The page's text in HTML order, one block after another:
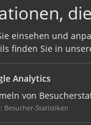
Sie die
ist so kaum mehr
werden die
Denn trotz ihrer
überstrapaziert
einsehen und
finden Sie in
Analytics
von
: Besucher-Statistiken